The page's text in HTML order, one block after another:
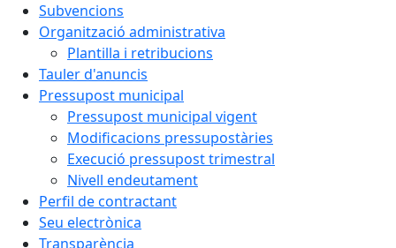
Subvencions
Organització administrativa
Plantilla i retribucions
Tauler d'anuncis
Pressupost municipal
Pressupost municipal vigent
Modificacions pressupostàries
Execució pressupost trimestral
Nivell endeutament
Perfil de contractant
Seu electrònica
Transparència